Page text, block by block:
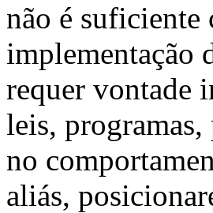
não é suficiente
implementação
requer vontade
leis, programas,
no
aliás,